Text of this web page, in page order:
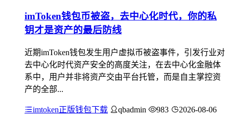
imToken钱包币被盗，去中心化时代，你的私
钥才是资产的最后防线
近期imToken钱包发生用户虚拟币被盗事件，引发行业对
去中心化时代资产安全的高度关注，在去中心化金融体
系中，用户并非将资产交由平台托管，而是自主掌控资
产的全部...
imtoken正版钱包下载 qbadmin 983 2026-08-06